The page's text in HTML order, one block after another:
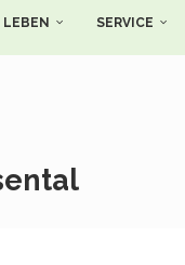
LEBEN SERVICE